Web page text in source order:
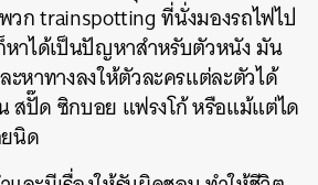
วก trainspotting ที่นั่งมองรถไฟไป
าได้เป็นปัญหาสำหรับตัวหนัง มัน
หาทางลงให้ตัวละครแต่ละตัวได้
สปั๊ด ซิกบอย แฟรงโก้ หรือแม้แต่ได
นิด